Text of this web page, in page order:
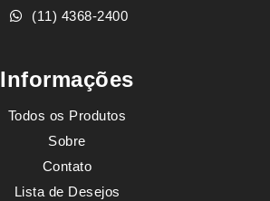
(11) 4368-2400
Informações
Todos os Produtos
Sobre
Contato
Lista de Desejos